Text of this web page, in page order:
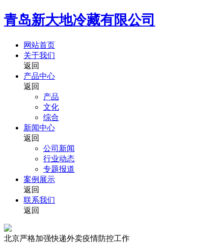
青岛新大地冷藏有限公司
网站首页
关于我们
返回
产品中心
返回
产品
文化
综合
新闻中心
返回
公司新闻
行业动态
专题报道
案例展示
返回
联系我们
返回
北京严格加强快递外卖疫情防控工作